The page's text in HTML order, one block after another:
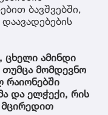
ბავშვებში,
ცხელი ამინდი
თუმცა მომდევნო
რაიონებში
და ელჭექი, რის
მცირედით